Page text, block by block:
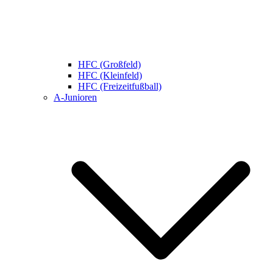
HFC (Großfeld)
HFC (Kleinfeld)
HFC (Freizeitfußball)
A-Junioren